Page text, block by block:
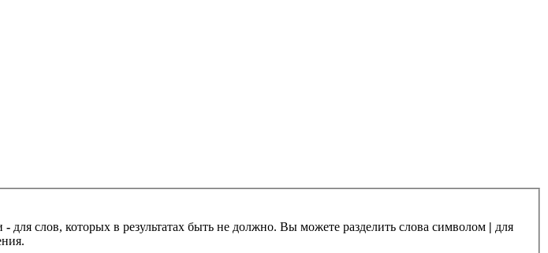
- для слов, которых в результатах быть не должно. Вы можете разделить слова символом | для